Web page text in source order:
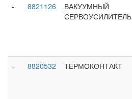
-
8821126
ВАКУУМНЫЙ
СЕРВОУСИЛИТЕЛЬ
-
8820532 ТЕРМОКОНТАКТ